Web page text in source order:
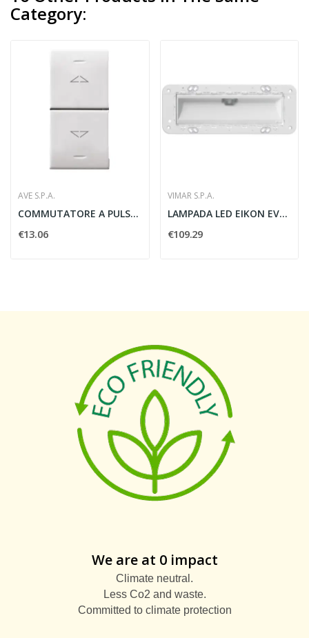
Category:
AVE S.P.A.
COMMUTATORE A PULSANTE DOMUS S44 1P 10A 1...
€13.06
VIMAR S.P.A.
LAMPADA LED EIKON EVO 120/230V 7M - VIMAR 02671
€109.29
We are at 0 impact
Climate neutral.
Less Co2 and waste.
Committed to climate protection